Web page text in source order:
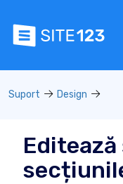
Suport Design